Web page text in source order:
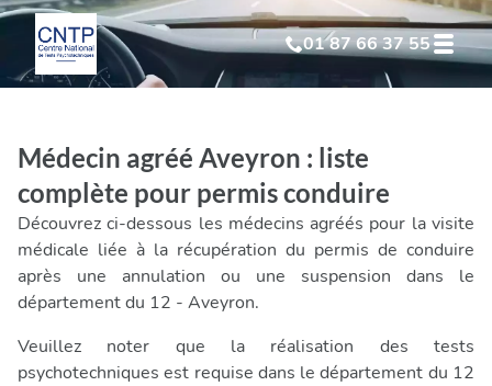
01 87 66 37 55
Test Psychotechnique suite à annulation
Test Psychotechniquesuite à invalidation
Test Psychotechniqueprofessionnel
Médecin agréé Aveyron : liste
complète pour permis conduire
Découvrez ci-dessous les médecins agréés pour la visite
médicale liée à la récupération du permis de conduire
après une annulation ou une suspension dans le
département du 12 - Aveyron.
Veuillez noter que la réalisation des tests
psychotechniques est requise dans le département du 12